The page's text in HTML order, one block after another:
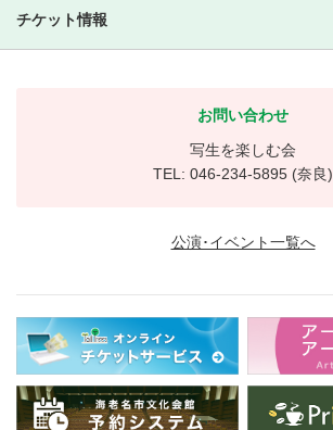
チケット情報
お問い合わせ
写生を楽しむ会
TEL: 046-234-5895 (奈良)
公演･イベント一覧へ